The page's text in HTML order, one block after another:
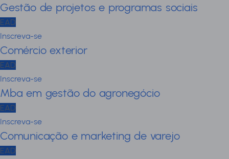
Gestão de projetos e programas sociais
EAD
Inscreva-se
Comércio exterior
EAD
Inscreva-se
Mba em gestão do agronegócio
EAD
Inscreva-se
Comunicação e marketing de varejo
EAD